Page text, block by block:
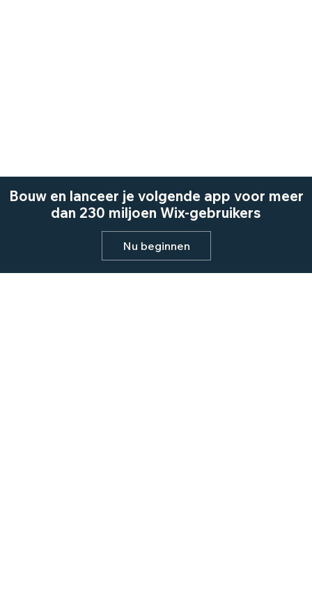
Bouw en lanceer je volgende app voor meer
dan 230 miljoen Wix-gebruikers
Nu beginnen